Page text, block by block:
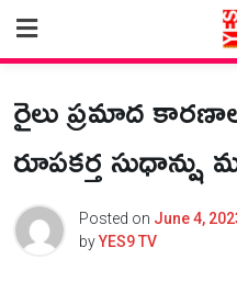
content
రైలు ప్రమాద
రూపకర్త
Posted on June 4,
byYES9 TV